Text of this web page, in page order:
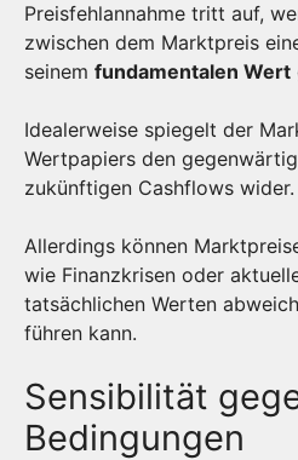
Preisfehlannahme tritt auf,
zwischen dem Marktpreis
seinem fundamentalen Wert
Idealerweise spiegelt der
Wertpapiers den
zukünftigen Cashflows wider.
Allerdings können
wie Finanzkrisen oder
tatsächlichen Werten
führen kann.
Sensibilität
Bedingungen